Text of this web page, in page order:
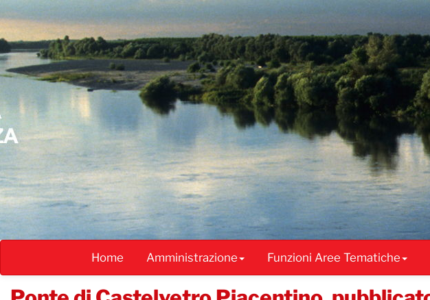
al
contenuto
principale
Home Amministrazione Funzioni Aree Tematiche